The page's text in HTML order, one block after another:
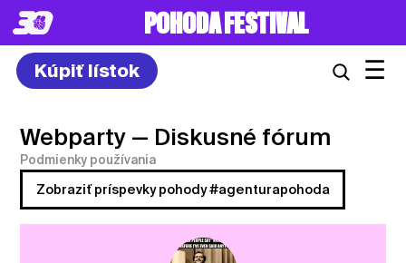
POHODA FESTIVAL
Kúpiť lístok ☰
Webparty — Diskusné fórum
Podmienky používania
Zobraziť príspevky pohody #agenturapohoda